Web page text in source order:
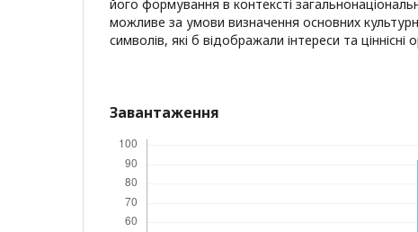
його формування в контексті
можливе за умови визначення основних
символів, які б відображали інтереси та ціннісні
Завантаження